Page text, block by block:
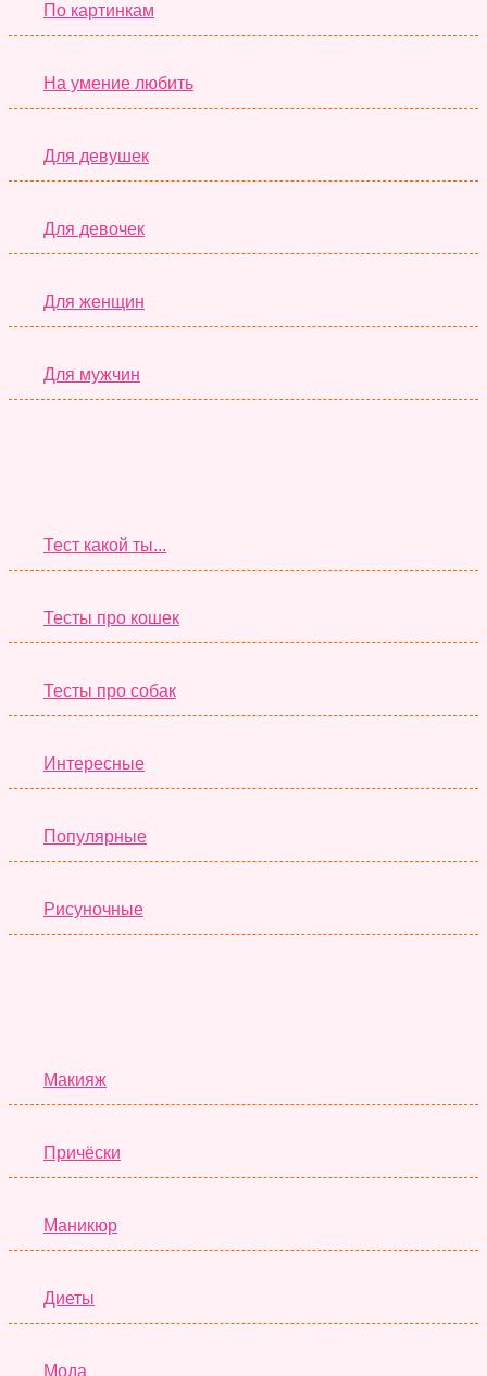
По картинкам
На умение любить
Для девушек
Для девочек
Для женщин
Для мужчин
Тест какой ты...
Тесты про кошек
Тесты про собак
Интересные
Популярные
Рисуночные
Макияж
Причёски
Маникюр
Диеты
Мода